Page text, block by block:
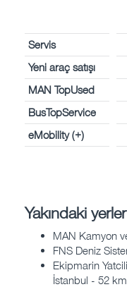
Servis
Yeni araç satışı
MAN TopUsed
BusTopService
eMobility (+)
Yakındaki yerler
MAN Kamyon
FNS Deniz
Ekipmarin
İstanbul - 52 km